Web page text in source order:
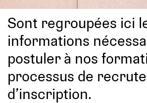
Sont regroupées ici
informations
postuler à nos
processus de
d’inscription.